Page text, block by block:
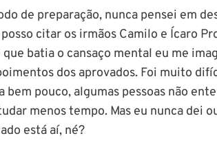
de preparação, nunca pensei em
citar os irmãos Camilo e Ícaro
batia o cansaço mental eu me
dos aprovados. Foi muito
pouco, algumas pessoas não
menos tempo. Mas eu nunca dei
está aí, né?